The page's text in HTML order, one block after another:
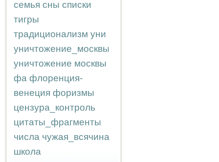
семья сны списки
тигры
традиционализм уни
уничтожение_москвы
уничтожение москвы
фа флоренция-
венеция форизмы
цензура_контроль
цитаты_фрагменты
числа чужая_всячина
школа